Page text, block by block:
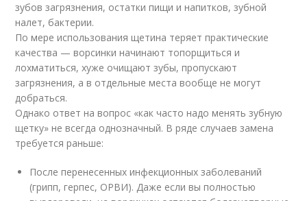
зубов загрязнения, остатки пищи и напитков, зубной
налет, бактерии.
По мере использования щетина теряет практические
качества — ворсинки начинают топорщиться и
лохматиться, хуже очищают зубы, пропускают
загрязнения, а в отдельные места вообще не могут
добраться.
Однако ответ на вопрос «как часто надо менять зубную
щетку» не всегда однозначный. В ряде случаев замена
требуется раньше:
После перенесенных инфекционных заболеваний
(грипп, герпес, ОРВИ). Даже если вы полностью